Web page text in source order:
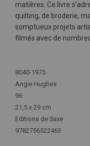
matières. Ce livre
quilting, de broderie,
somptueux projets
filmés avec de
d'infos
8040-1975
Angie Hughes
96
21,5 x 29 cm
Editions de Saxe
9782756522463